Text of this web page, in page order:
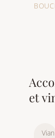
et